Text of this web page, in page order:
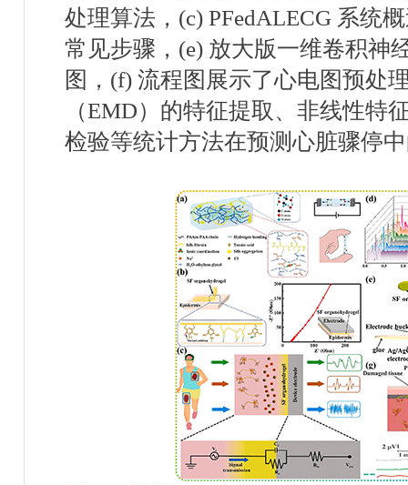
处理算法， (c) PFedALECG 系统
常见步骤， (e) 放大版一维卷积神
图， (f) 流程图展示了心电图预处
（EMD）的特征提取、非线性特
检验等统计方法在预测心脏骤停